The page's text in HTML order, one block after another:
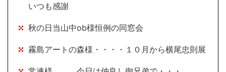
いつも感謝
秋の日当山中ob様恒例の同窓会
霧島アートの森様・・・・１０月から横尾忠則展